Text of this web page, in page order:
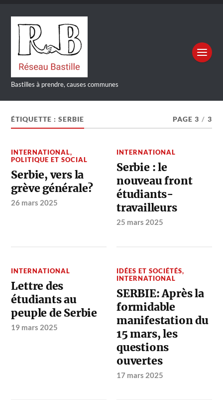
Bastilles à prendre, causes communes
ÉTIQUETTE :SERBIE PAGE 3 / 3
INTERNATIONAL,
POLITIQUE ET SOCIAL
Serbie, vers la
grève générale?
26 mars 2025
INTERNATIONAL
Serbie : le
nouveau front
étudiants-
travailleurs
25 mars 2025
INTERNATIONAL
Lettre des
étudiants au
peuple de Serbie
19 mars 2025
IDÉES ET SOCIÉTÉS,
INTERNATIONAL
SERBIE: Après la
formidable
manifestation du
15 mars, les
questions
ouvertes
17 mars 2025